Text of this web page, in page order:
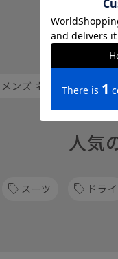
関連カ
メンズ ネクタイ
人気
スーツ ドライ